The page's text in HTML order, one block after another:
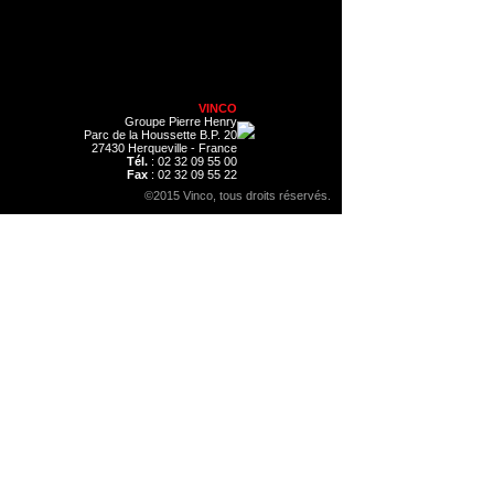
VINCO
Groupe Pierre Henry
Parc de la Houssette B.P. 20
27430 Herqueville - France
Tél. : 02 32 09 55 00
Fax : 02 32 09 55 22
©2015 Vinco, tous droits réservés.